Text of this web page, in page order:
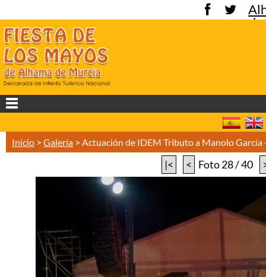
de
Inicio > Galería > Actuación de IDEM Tributo a Manolo
|< < Foto 28 / 40